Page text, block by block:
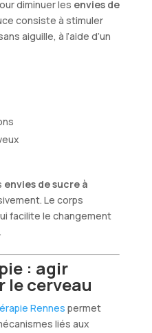
diminuer les envies de
consiste à stimuler
aiguille, à l’aide d’un
envies de sucre à
Le corps
facilite le changement
: agir
le cerveau
Rennes permet
liés aux